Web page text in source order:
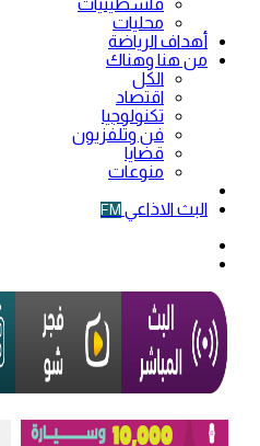
فلسطينيات
محليات
أهداف الرياضة
من هنا وهناك
الكل
اقتصاد
تكنولوجيا
فن وتلفزيون
قضايا
منوعات
البث الاذاعي FM